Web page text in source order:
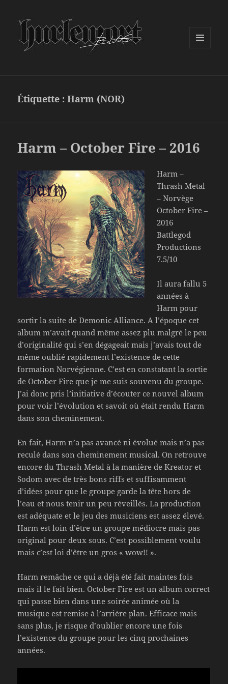
Étiquette :Harm (NOR)
Harm – October Fire – 2016
Harm –
Thrash Metal
– Norvège
October Fire –
2016
Battlegod
Productions
7.5/10
Il aura fallu 5
années à
Harm pour
sortir la suite de Demonic Alliance. A l’époque cet
album m’avait quand même assez plu malgré le peu
d’originalité qui s’en dégageait mais j’avais tout de
même oublié rapidement l’existence de cette
formation Norvégienne. C’est en constatant la sortie
de October Fire que je me suis souvenu du groupe.
J’ai donc pris l’initiative d’écouter ce nouvel album
pour voir l’évolution et savoit où était rendu Harm
dans son cheminement.
En fait, Harm n’a pas avancé ni évolué mais n’a pas
reculé dans son cheminement musical. On retrouve
encore du Thrash Metal à la manière de Kreator et
Sodom avec de très bons riffs et suffisamment
d’idées pour que le groupe garde la tête hors de
l’eau et nous tenir un peu réveillés. La production
est adéquate et le jeu des musiciens est assez élevé.
Harm est loin d’être un groupe médiocre mais pas
original pour deux sous. C’est possiblement voulu
mais c’est loi d’être un gros « wow!! ».
Harm remâche ce qui a déjà été fait maintes fois
mais il le fait bien. October Fire est un album correct
qui passe bien dans une soirée animée où la
musique est remise à l’arrière plan. Efficace mais
sans plus, je risque d’oublier encore une fois
l’existence du groupe pour les cinq prochaines
années.